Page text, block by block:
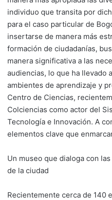
individuo que transita por
para el caso particular de
insertarse de manera más
formación de ciudadanías,
manera significativa a las
audiencias, lo que ha llevado
ambientes de aprendizaje y
Centro de Ciencias,
Colciencias como actor del
Tecnología e Innovación. A
elementos clave que
Un museo que dialoga con
de la ciudad
Recientemente cerca de 140